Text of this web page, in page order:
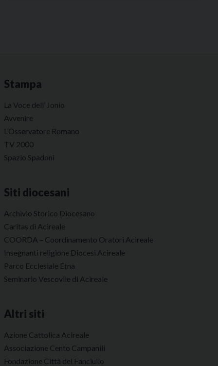
Stampa
La Voce dell’ Jonio
Avvenire
L’Osservatore Romano
TV 2000
Spazio Spadoni
Siti diocesani
Archivio Storico Diocesano
Caritas di Acireale
COORDA – Coordinamento Oratori Acireale
Insegnanti religione Diocesi Acireale
Parco Ecclesiale Etna
Seminario Vescovile di Acireale
Altri siti
Azione Cattolica Acireale
Associazione Cento Campanili
Fondazione Città del Fanciullo